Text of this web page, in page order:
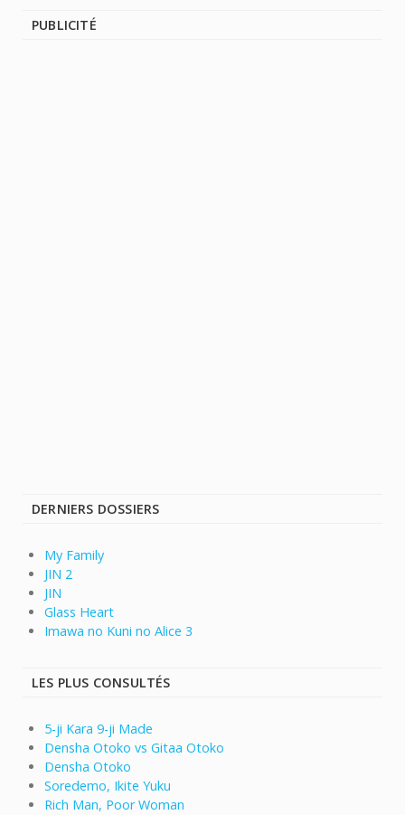
PUBLICITÉ
DERNIERS DOSSIERS
My Family
JIN 2
JIN
Glass Heart
Imawa no Kuni no Alice 3
LES PLUS CONSULTÉS
5-ji Kara 9-ji Made
Densha Otoko vs Gitaa Otoko
Densha Otoko
Soredemo, Ikite Yuku
Rich Man, Poor Woman